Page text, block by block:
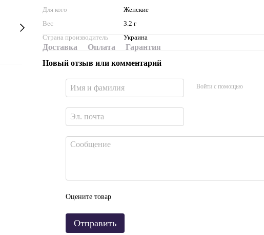
Для кого
Женские
Вес
3.2 г
Страна производитель
Украина
Доставка Оплата
Гарантия
Новый отзыв или комментарий
Войти с помощью
Оцените товар
Отправить